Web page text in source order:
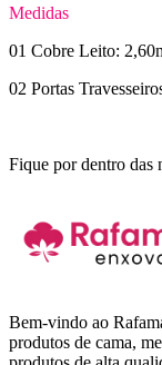
Medidas
01 Cobre Leito:
02 Portas
Fique por dentro das
Bem-vindo ao
produtos de cama,